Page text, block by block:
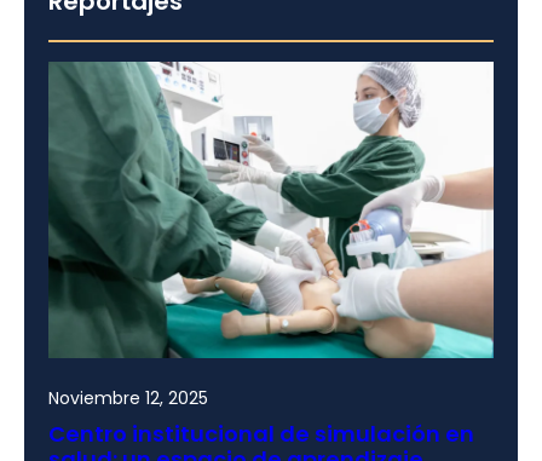
Noviembre 12, 2025
Centro institucional de simulación en